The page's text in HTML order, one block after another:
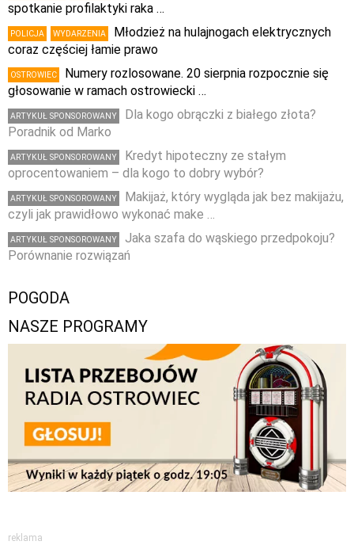
spotkanie profilaktyki raka …
POLICJA WYDARZENIA
Młodzież na hulajnogach elektrycznych
coraz częściej łamie prawo
OSTROWIEC
Numery rozlosowane. 20 sierpnia rozpocznie się
głosowanie w ramach ostrowiecki …
ARTYKUŁ SPONSOROWANY
Dla kogo obrączki z białego złota?
Poradnik od Marko
ARTYKUŁ SPONSOROWANY
Kredyt hipoteczny ze stałym
oprocentowaniem – dla kogo to dobry wybór?
ARTYKUŁ SPONSOROWANY
Makijaż, który wygląda jak bez makijażu,
czyli jak prawidłowo wykonać make …
ARTYKUŁ SPONSOROWANY
Jaka szafa do wąskiego przedpokoju?
Porównanie rozwiązań
POGODA
NASZE PROGRAMY
reklama